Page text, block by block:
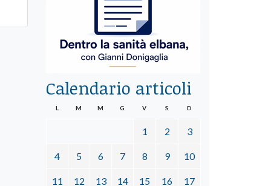
Calendario articoli
L M M G V S D
1 2 3
4 5 6 7 8 9 10
11 12 13 14 15 16 17